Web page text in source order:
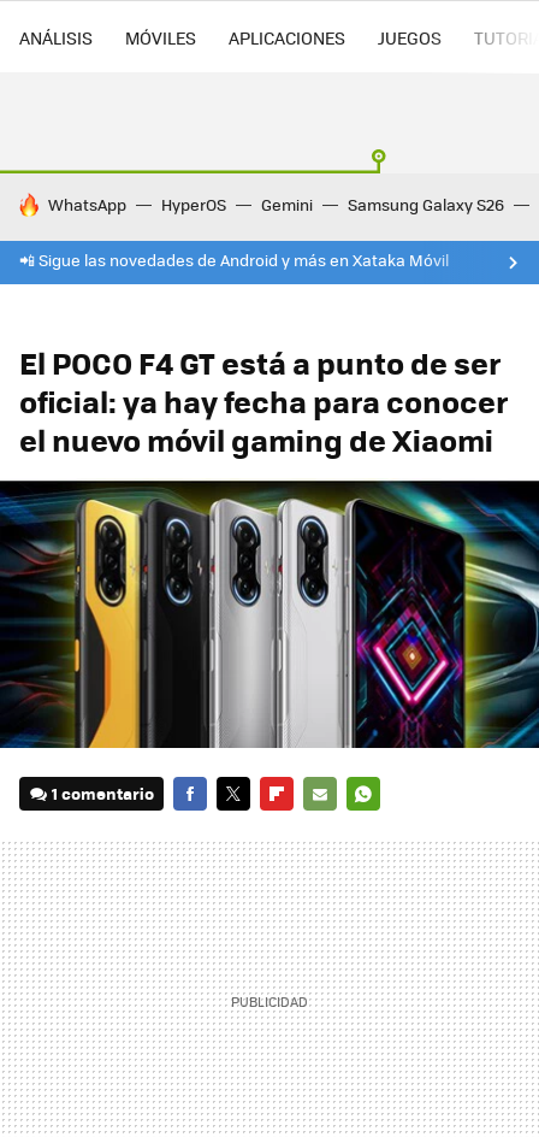
ANÁLISIS MÓVILES APLICACIONES JUEGOS
HOY SE HABLA DE
WhatsApp HyperOS Gemini Samsung Galaxy S26
📲 Sigue las novedades de Android y más en Xataka Móvil
El POCO F4 GT está a punto de ser
oficial: ya hay fecha para conocer
el nuevo móvil gaming de Xiaomi
1 comentario
MAIL